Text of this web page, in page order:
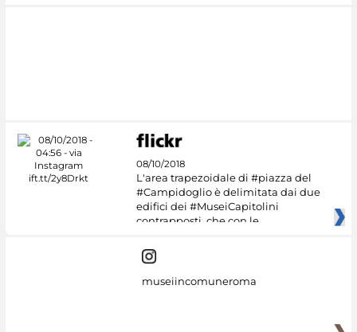
08/10/2018
L'area trapezoidale di #piazza del
#Campidoglio è delimitata dai due
edifici dei #MuseiCapitolini
contrapposti, che con le
museiincomuneroma